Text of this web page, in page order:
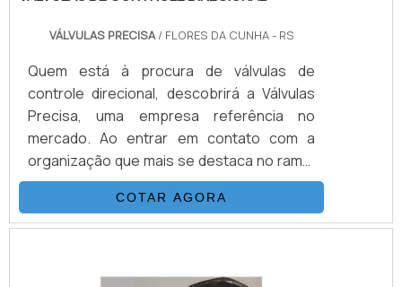
VÁLVULAS PRECISA/ FLORES DA CUNHA - RS
Quem está à procura de válvulas de
controle direcional, descobrirá a Válvulas
Precisa, uma empresa referência no
mercado. Ao entrar em contato com a
organização que mais se destaca no ramo,
o cliente receberá um suporte completo
para sanar eventuais dúvidas sobre o
produto a ser adquirido.MAIS
CONTROLE DIRECIONALQuem quer
COTAR AGORA